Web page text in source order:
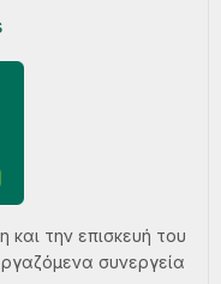
την επισκευή του
συνεργεία